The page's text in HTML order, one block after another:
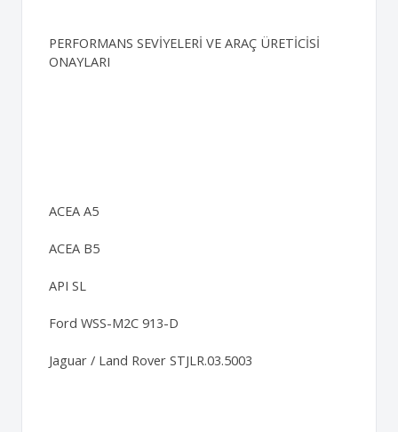
PERFORMANS SEVİYELERİ VE ARAÇ ÜRETİCİSİ
ONAYLARI
ACEA A5
ACEA B5
API SL
Ford WSS-M2C 913-D
Jaguar / Land Rover STJLR.03.5003